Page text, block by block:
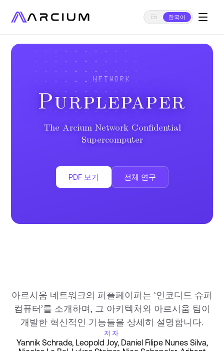
EN 한국어
NETWORK
Purplepaper
The Arcium Network Confidential
Supercomputer
PDF 보기 전체 연구
아르시움 네트워크의 퍼플페이퍼는 ‘인코디드 슈퍼
컴퓨터’를 소개하며, 그 아키텍처와 아르시움 팀이
개발한 혁신적인 기능들을 상세히 설명합니다.
저자
Yannik Schrade, Leopold Joy, Daniel Filipe Nunes Silva,